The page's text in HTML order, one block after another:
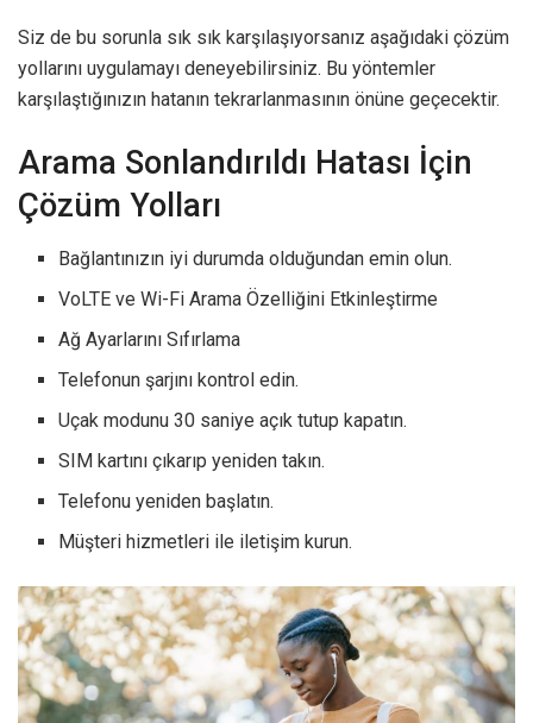
Siz de bu sorunla sık sık karşılaşıyorsanız aşağıdaki çözüm
yollarını uygulamayı deneyebilirsiniz. Bu yöntemler
karşılaştığınızın hatanın tekrarlanmasının önüne geçecektir.
Arama Sonlandırıldı Hatası İçin
Çözüm Yolları
Bağlantınızın iyi durumda olduğundan emin olun.
VoLTE ve Wi-Fi Arama Özelliğini Etkinleştirme
Ağ Ayarlarını Sıfırlama
Telefonun şarjını kontrol edin.
Uçak modunu 30 saniye açık tutup kapatın.
SIM kartını çıkarıp yeniden takın.
Telefonu yeniden başlatın.
Müşteri hizmetleri ile iletişim kurun.